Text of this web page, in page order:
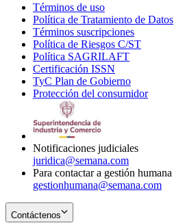
Términos de uso
in
new
window
Política de Tratamiento de Datos
Términos suscripciones
in
Política de Riesgos C/ST
Política SAGRILAFT
new
window
Certificación ISSN
in
new
TyC Plan de Gobierno
in
Protección del consumidorOpens
Notificaciones judiciales
juridica@semana.com
Para contactar a gestión humana
gestionhumana@semana.com
Contáctenos